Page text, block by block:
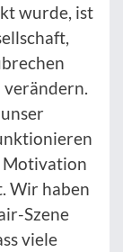
wurde, ist
verändern.
Motivation
Wir haben
Szene
viele